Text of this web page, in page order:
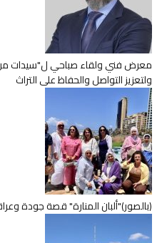
معرض فني ولقاء صباحي ل"سيدات
ولتعزيز التواصل والحفاظ على التراث
(بالصور)"ألبان المنارة" قصة جودة